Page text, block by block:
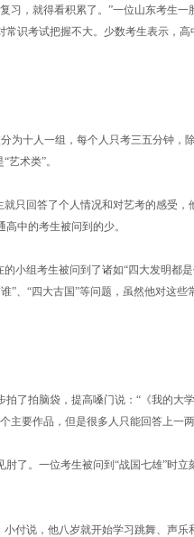
习，就得看积累了。”一位山东考生一
识考试把握不大。少数考生表示，高
为十人一组，每个人只考三五分钟，
术类”。
只回答了个人情况和对艺考的感受，
中的考生被问到的少。
小组考生被问到了诸如“四大发明都
”、“四大古国”等问题，虽然他对这些
了拍脑袋，提高嗓门说：“《我的大
主要作品，但是很多人只能回答上一两
了。一位考生被问到“战国七雄”时立
付说，他八岁就开始学习跳舞、声乐